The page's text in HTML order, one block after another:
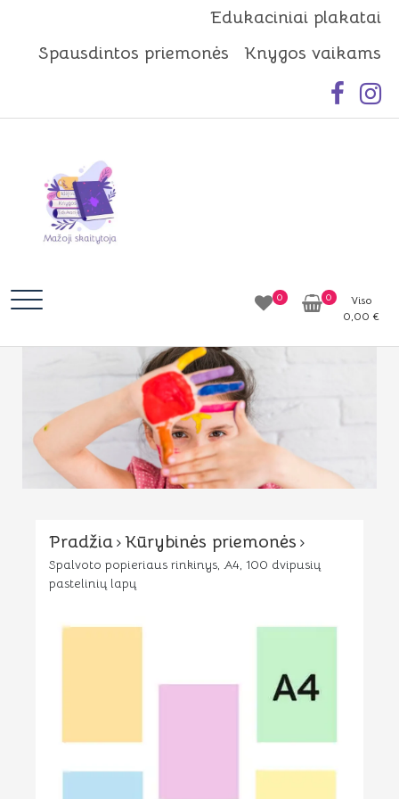
content
Edukaciniai plakatai
Spausdintos priemonės
Knygos vaikams
0 0
Viso
0,00 €
Pradžia Kūrybinės priemonės
Spalvoto popieriaus rinkinys, A4, 100 dvipusių
pastelinių lapų